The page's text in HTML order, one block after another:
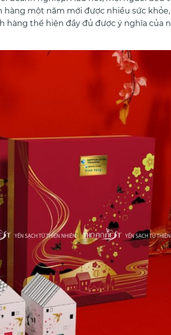
một năm mới được nhiều sức khỏe,
hàng thể hiện đầy đủ được ý nghĩa của